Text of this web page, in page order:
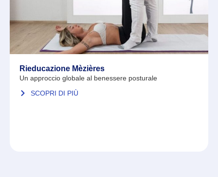
Rieducazione Mèzières
Un approccio globale al benessere posturale
SCOPRI DI PIÙ